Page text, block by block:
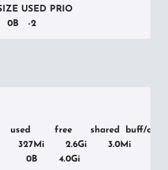
USED PRIO
0B   -2
used        free      shared  buff/
327Mi       2.6Gi       3.0Mi
0B       4.0Gi